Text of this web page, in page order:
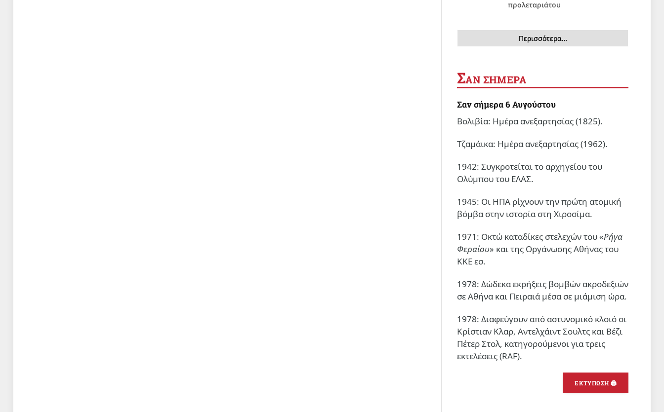
προλεταριάτου
Περισσότερα…
ΣΑΝ ΣΗΜΕΡΑ
Σαν σήμερα 6 Αυγούστου
Βολιβία: Ημέρα ανεξαρτησίας (1825).
Τζαμάικα: Ημέρα ανεξαρτησίας (1962).
1942: Συγκροτείται το αρχηγείου του
Ολύμπου του ΕΛΑΣ.
1945: Οι ΗΠΑ ρίχνουν την πρώτη ατομική
βόμβα στην ιστορία στη Χιροσίμα.
1971: Οκτώ καταδίκες στελεχών του «Ρήγα
Φεραίου» και της Οργάνωσης Αθήνας του
ΚΚΕ εσ.
1978: Δώδεκα εκρήξεις βομβών ακροδεξιών
σε Αθήνα και Πειραιά μέσα σε μιάμιση ώρα.
1978: Διαφεύγουν από αστυνομικό κλοιό οι
Κρίστιαν Κλαρ, Αντελχάιντ Σουλτς και Βέζι
Πέτερ Στολ, κατηγορούμενοι για τρεις
εκτελέσεις (RAF).
ΕΚΤΥΠΩΣΗ 🖨